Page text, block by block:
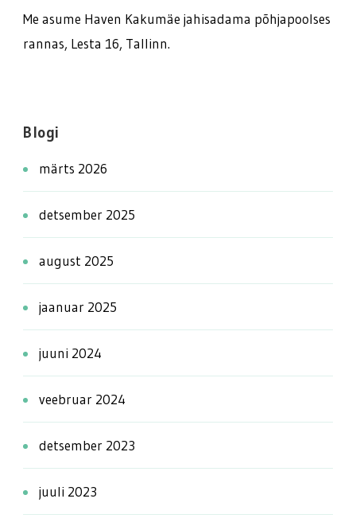
Me asume Haven Kakumäe jahisadama põhjapoolses
rannas, Lesta 16, Tallinn.
Blogi
märts 2026
detsember 2025
august 2025
jaanuar 2025
juuni 2024
veebruar 2024
detsember 2023
juuli 2023